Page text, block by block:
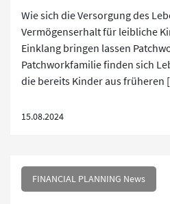
Wie sich die Versorgung des
Vermögenserhalt für leibliche
Einklang bringen lassen
Patchworkfamilie finden sich
die bereits Kinder aus früheren
15.08.2024
FINANCIAL PLANNING News